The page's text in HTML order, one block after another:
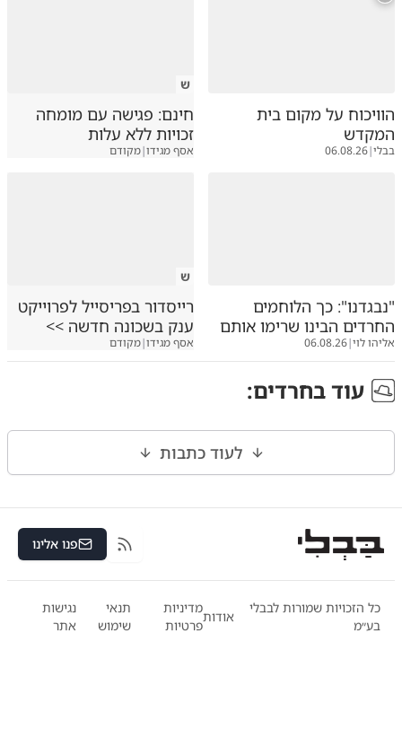
הוויכוח על מקום בית
המקדש
בבלי|
06.08.26
ש
חינם: פגישה עם מומחה
זכויות ללא עלות
אסף מגידו|מקודם
"נבגדנו": כך הלוחמים
החרדים הבינו שרימו אותם
אליהו לוי|
06.08.26
ש
רייסדור בפריסייל לפרוייקט
ענק בשכונה חדשה >>
אסף מגידו|מקודם
עוד בחרדים:
לעוד כתבות
RSS פנו אלינו
כל הזכויות שמורות לבבלי
בע״מ
אודות
מדיניות
פרטיות
תנאי
שימוש
נגישות
אתר